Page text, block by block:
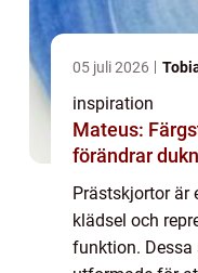
05 juli 2026
inspiration
Mateus:
förändrar
Prästskjortor är
klädsel och
funktion. Dessa